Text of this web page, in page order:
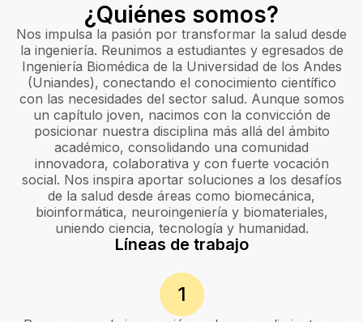
¿Quiénes somos?
Nos impulsa la pasión por transformar la salud desde
la ingeniería. Reunimos a estudiantes y egresados de
Ingeniería Biomédica de la Universidad de los Andes
(Uniandes), conectando el conocimiento científico
con las necesidades del sector salud. Aunque somos
un capítulo joven, nacimos con la convicción de
posicionar nuestra disciplina más allá del ámbito
académico, consolidando una comunidad
innovadora, colaborativa y con fuerte vocación
social. Nos inspira aportar soluciones a los desafíos
de la salud desde áreas como biomecánica,
bioinformática, neuroingeniería y biomateriales,
uniendo ciencia, tecnología y humanidad.
Líneas de trabajo
1